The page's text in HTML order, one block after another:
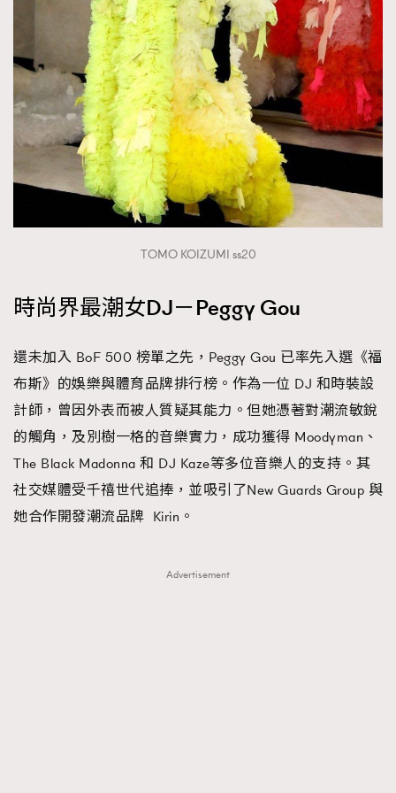
EmpowerF
FashionWeek FigaroAesthetic
TOMO KOIZUMI ss20
時尚界最潮女DJ－Peggy Gou
還未加入 BoF 500 榜單之先，Peggy Gou 已率先入選《福
布斯》的娛樂與體育品牌排行榜。作為一位 DJ 和時裝設
計師，曾因外表而被人質疑其能力。但她憑著對潮流敏銳
的觸角，及別樹一格的音樂實力，成功獲得 Moodyman、
The Black Madonna 和 DJ Kaze等多位音樂人的支持。其
社交媒體受千禧世代追捧，並吸引了New Guards Group 與
她合作開發潮流品牌 Kirin。
Advertisement